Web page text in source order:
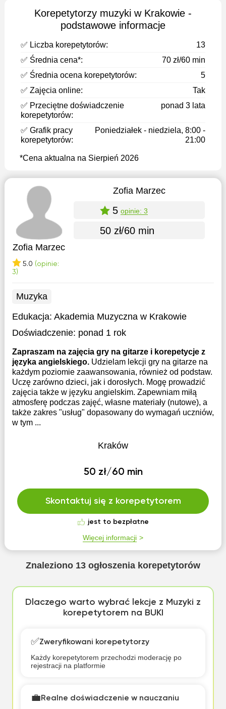
Korepetytorzy muzyki w Krakowie -
podstawowe informacje
✅ Liczba korepetytorów:
13
✅ Średnia cena*:
70 zł/60 min
✅ Średnia ocena korepetytorów:
5
✅ Zajęcia online:
Tak
✅ Przeciętne doświadczenie
korepetytorów:
ponad 3 lata
✅ Grafik pracy
korepetytorów:
Poniedziałek - niedziela, 8:00 -
21:00
*Cena aktualna na Sierpień 2026
Zofia Marzec
5.0 (opinie:
3)
Zofia Marzec
5 opinie: 3
50 zł/60 min
Muzyka
Edukacja: Akademia Muzyczna w Krakowie
Doświadczenie: ponad 1 rok
Zapraszam na zajęcia gry na gitarze i korepetycje z
języka angielskiego. Udzielam lekcji gry na gitarze na
każdym poziomie zaawansowania, również od podstaw.
Uczę zarówno dzieci, jak i dorosłych. Mogę prowadzić
zajęcia także w języku angielskim. Zapewniam miłą
atmosferę podczas zajęć, własne materiały (nutowe), a
także zakres "usług" dopasowany do wymagań uczniów,
w tym ...
Kraków
50 zł/60 min
Skontaktuj się z korepetytorem
jest to bezpłatne
Więcej informacji
Znaleziono 13 ogłoszenia korepetytorów
Dlaczego warto wybrać lekcje z Muzyki z
korepetytorem na BUKI
✅Zweryfikowani korepetytorzy
Każdy korepetytorem przechodzi moderację po
rejestracji na platformie
💼Realne doświadczenie w nauczaniu